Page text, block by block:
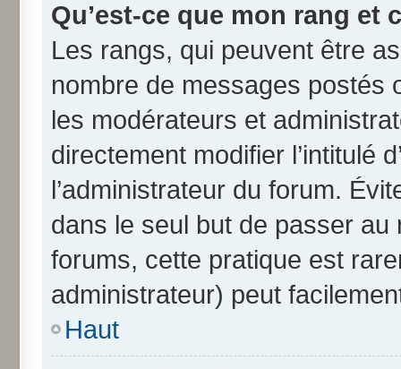
Qu’est-ce que mon rang et
Les rangs, qui peuvent être
nombre de messages postés
les modérateurs et
directement modifier l’intitulé
l’administrateur du forum.
dans le seul but de passer
forums, cette pratique est
administrateur) peut
Haut